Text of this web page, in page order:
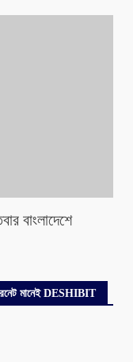
বাংলাদেশে
মানেই DESHIBIT